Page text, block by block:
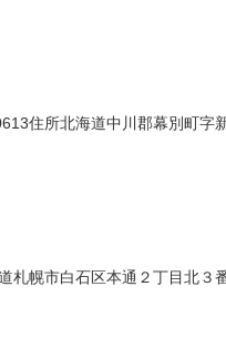
住所北海道中川郡幕別町
幌市白石区本通２丁目北